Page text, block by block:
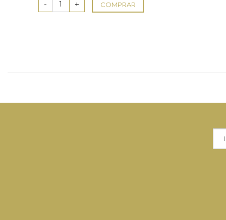
era:
8,80 €.
es:
7,70 €.
COMPRAR